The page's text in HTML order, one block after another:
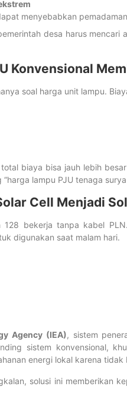
menyebabkan
desa harus
Konvensional
soal harga unit lampu.
biaya bisa jauh lebih
lampu PJU tenaga
Cell Menjadi
bekerja tanpa kabel
digunakan saat malam hari.
Agency (IEA), sistem
sistem konvensional,
energi lokal karena
solusi ini memberikan